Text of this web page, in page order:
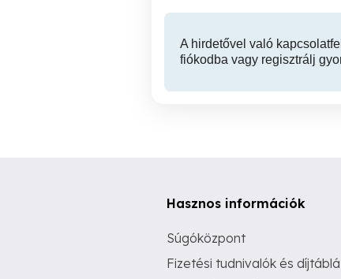
A hirdetővel való
fiókodba vagy regisztrálj
Hasznos információk
Súgóközpont
Fizetési tudnivalók és